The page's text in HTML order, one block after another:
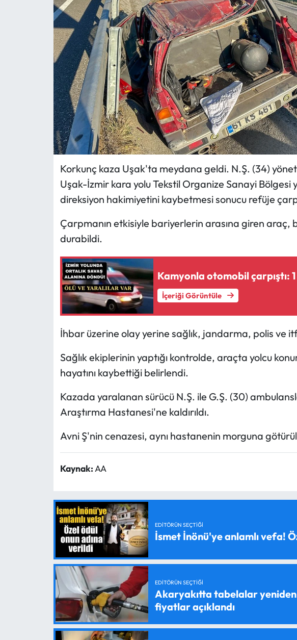
Korkunç kaza Uşak'ta meydana geldi. N.Ş. (34)
Uşak-İzmir kara yolu Tekstil Organize Sanayi Bölgesi
direksiyon hakimiyetini kaybetmesi sonucu refüje
Çarpmanın etkisiyle bariyerlerin arasına giren araç,
durabildi.
Kamyonla otomobil çarpıştı:
İçeriği Görüntüle
İhbar üzerine olay yerine sağlık, jandarma, polis ve
Sağlık ekiplerinin yaptığı kontrolde, araçta yolcu
hayatını kaybettiği belirlendi.
Kazada yaralanan sürücü N.Ş. ile G.Ş. (30)
Araştırma Hastanesi'ne kaldırıldı.
Avni Ş'nin cenazesi, aynı hastanenin morguna
Kaynak:AA
EDITÖRÜN SEÇTIĞI
İsmet İnönü'ye anlamlı vefa!
EDITÖRÜN SEÇTIĞI
Akaryakıtta tabelalar
fiyatlar açıklandı
MAGAZİN
SAĞLIK
SİYASET
TARIM
TURİZM
RESMİ İLANLAR
HABER İLAN